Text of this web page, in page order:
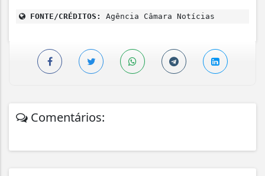
FONTE/CRÉDITOS: Agência Câmara Notícias
Comentários: